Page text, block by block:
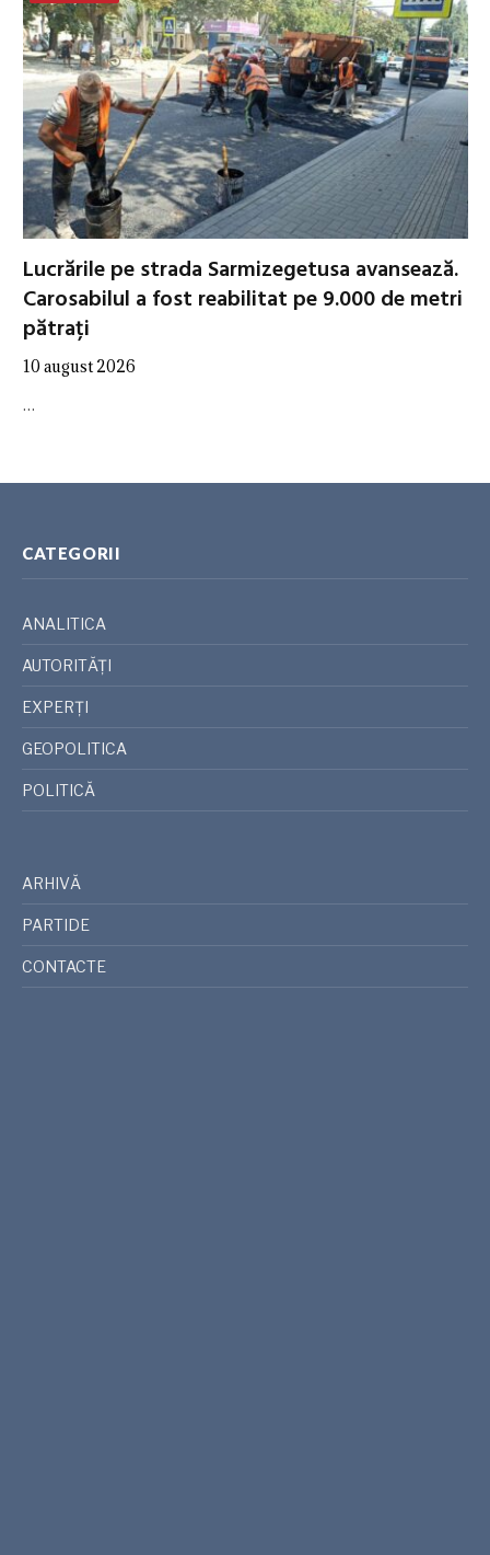
Lucrările pe strada Sarmizegetusa avansează.
Carosabilul a fost reabilitat pe 9.000 de metri
pătrați
10 august 2026
…
CATEGORII
ANALITICA
AUTORITĂȚI
EXPERȚI
GEOPOLITICA
POLITICĂ
ARHIVĂ
PARTIDE
CONTACTE